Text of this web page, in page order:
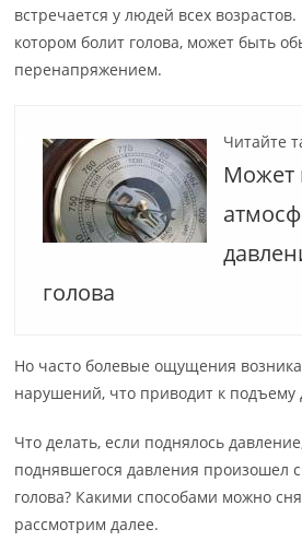
встречается у людей всех
котором болит голова, может быть
перенапряжением.
Читайте
Может
голова
Но часто болевые ощущения
нарушений, что приводит к подъему
Что делать, если поднялось
поднявшегося давления произошел
голова? Какими способами можно
рассмотрим далее.